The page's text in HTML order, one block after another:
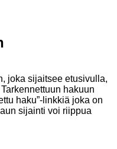
joka sijaitsee etusivulla,
hakuun
haku”-linkkiä joka on
sijainti voi riippua